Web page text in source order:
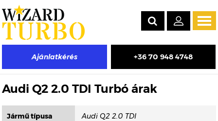
Ajánlatkérés +36 70 948 4748
Másik típus választása
Audi Q2 2.0 TDI Turbó árak
Jármű típusa